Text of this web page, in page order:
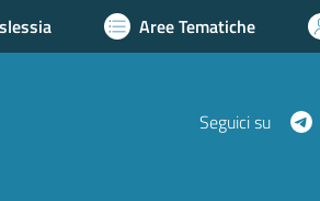
Aree Tematiche
Seguici su